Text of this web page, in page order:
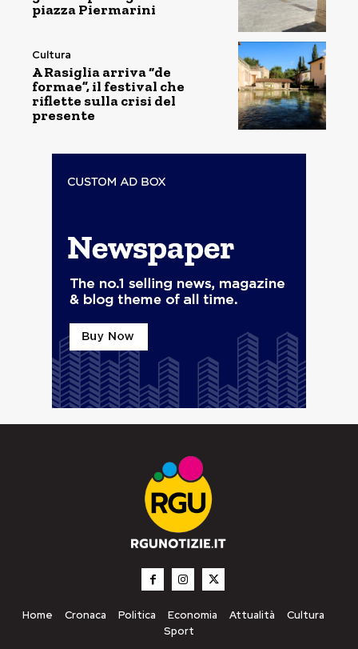
piazza Piermarini
Cultura
A Rasiglia arriva “de
formae”, il festival che
riflette sulla crisi del
presente
Home Cronaca Politica Economia Attualità
Cultura
Sport